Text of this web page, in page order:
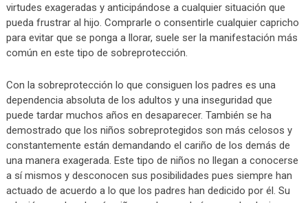
virtudes exageradas y anticipándose a cualquier situación que
pueda frustrar al hijo. Comprarle o consentirle cualquier capricho
para evitar que se ponga a llorar, suele ser la manifestación más
común en este tipo de sobreprotección.
Con la sobreprotección lo que consiguen los padres es una
dependencia absoluta de los adultos y una inseguridad que
puede tardar muchos años en desaparecer. También se ha
demostrado que los niños sobreprotegidos son más celosos y
constantemente están demandando el cariño de los demás de
una manera exagerada. Este tipo de niños no llegan a conocerse
a sí mismos y desconocen sus posibilidades pues siempre han
actuado de acuerdo a lo que los padres han dedicido por él. Su